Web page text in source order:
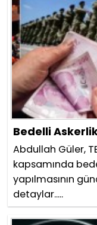
Bedelli
Abdullah Güler,
kapsamında
yapılmasının
detaylar.....